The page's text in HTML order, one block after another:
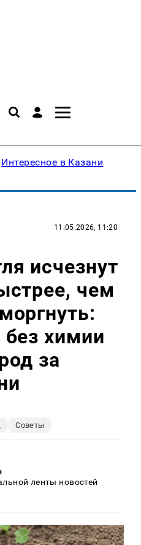
Интересное в Казани
11.05.2026, 11:20
исчезнут
чем
без химии
за
Советы
ленты новостей